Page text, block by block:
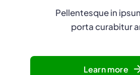
Pellentesque in
porta curabitur
Learn more